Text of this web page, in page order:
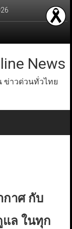
News
ข่าวด่วนทั่วไทย
กาศ กับ
แล ในทุก